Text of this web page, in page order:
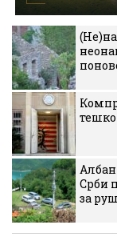
Срби
за